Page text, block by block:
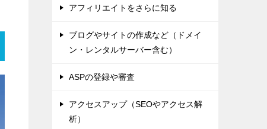
アフィリエイトをさらに知る
ブログやサイトの作成など（ドメイ
ン・レンタルサーバー含む）
ASPの登録や審査
アクセスアップ（SEOやアクセス解
析）